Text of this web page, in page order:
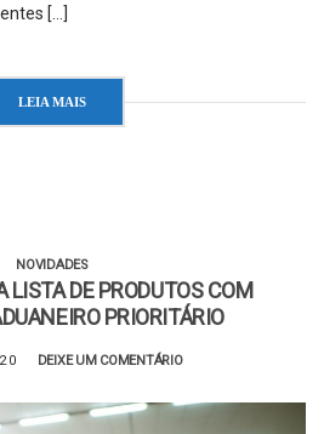
[…]
LEIA MAIS
NOVIDADES
LISTA DE PRODUTOS COM
PRIORITÁRIO
DEIXE UM COMENTÁRIO